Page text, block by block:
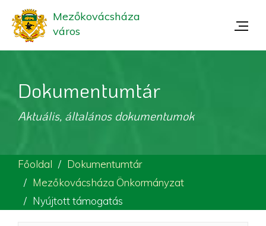
Mezőkovácsháza
város
Dokumentumtár
Aktuális, általános dokumentumok
Főoldal
Dokumentumtár
Mezőkovácsháza Önkormányzat
Nyújtott támogatás